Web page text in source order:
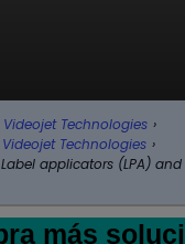
Videojet Technologies ›
Technologies ›
applicators (LPA)
más